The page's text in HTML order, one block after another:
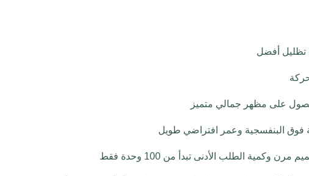
تظليل أفضل
على مظهر جمالي متميز
فوق البنفسجية وعمر افتراضي طويل
مرن وكمية الطلب الأدنى تبدأ من 100 وحدة فقط